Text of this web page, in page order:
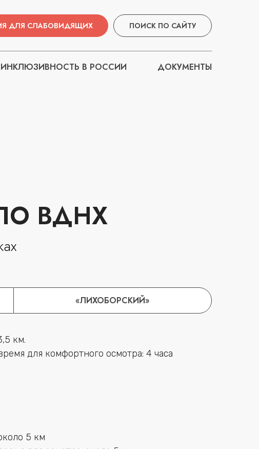
ДЛЯ СЛАБОВИДЯЩИХ ПОИСК ПО САЙТУ
ИНКЛЮЗИВНОСТЬ В РОССИИ ДОКУМЕНТЫ
ВДНХ
«ЛИХОБОРСКИЙ»
км.
для комфортного осмотра: 4 часа
5 км